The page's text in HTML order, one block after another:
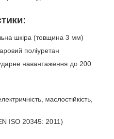
шкіра (товщина 3 мм)
поліуретан
навантаження до 200
маслостійкість,
ISO 20345: 2011)